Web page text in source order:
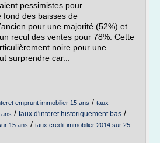
pessimistes pour
fond des baisses de
pour une majorité (52%) et
recul des ventes pour 78%. Cette
noire pour une
surprendre car...
emprunt immobilier 15 ans / taux
/ taux d'interet historiquement bas /
15 ans / taux credit immobilier 2014 sur 25